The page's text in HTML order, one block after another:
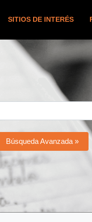
SITIOS DE INTERÉS
Búsqueda Avanzada »